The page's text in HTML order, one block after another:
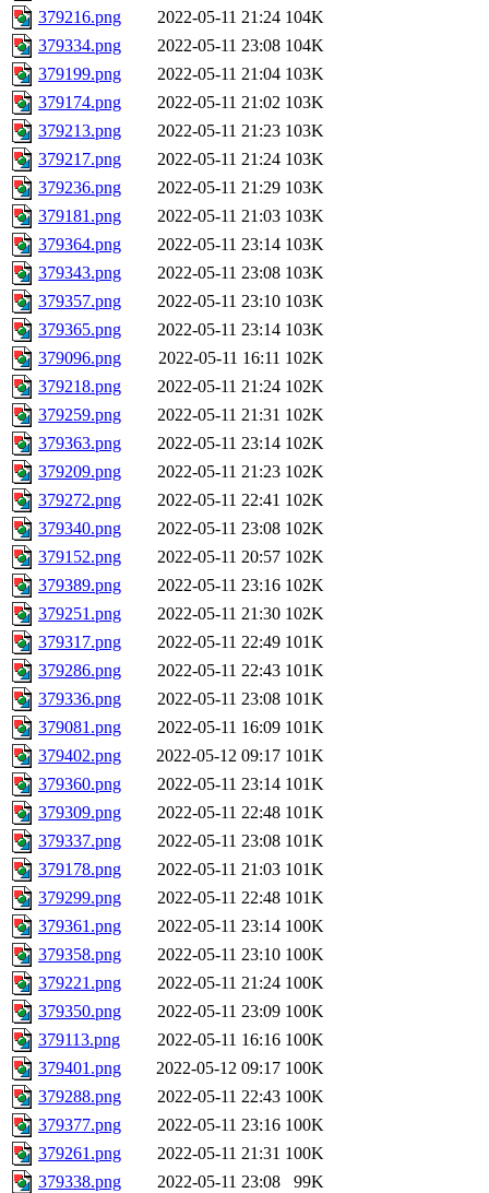
379216.png
2022-05-11 21:24 104K
379334.png
2022-05-11 23:08 104K
379199.png
2022-05-11 21:04 103K
379174.png
2022-05-11 21:02 103K
379213.png
2022-05-11 21:23 103K
379217.png
2022-05-11 21:24 103K
379236.png
2022-05-11 21:29 103K
379181.png
2022-05-11 21:03 103K
379364.png
2022-05-11 23:14 103K
379343.png
2022-05-11 23:08 103K
379357.png
2022-05-11 23:10 103K
379365.png
2022-05-11 23:14 103K
379096.png
2022-05-11 16:11 102K
379218.png
2022-05-11 21:24 102K
379259.png
2022-05-11 21:31 102K
379363.png
2022-05-11 23:14 102K
379209.png
2022-05-11 21:23 102K
379272.png
2022-05-11 22:41 102K
379340.png
2022-05-11 23:08 102K
379152.png
2022-05-11 20:57 102K
379389.png
2022-05-11 23:16 102K
379251.png
2022-05-11 21:30 102K
379317.png
2022-05-11 22:49 101K
379286.png
2022-05-11 22:43 101K
379336.png
2022-05-11 23:08 101K
379081.png
2022-05-11 16:09 101K
379402.png
2022-05-12 09:17 101K
379360.png
2022-05-11 23:14 101K
379309.png
2022-05-11 22:48 101K
379337.png
2022-05-11 23:08 101K
379178.png
2022-05-11 21:03 101K
379299.png
2022-05-11 22:48 101K
379361.png
2022-05-11 23:14 100K
379358.png
2022-05-11 23:10 100K
379221.png
2022-05-11 21:24 100K
379350.png
2022-05-11 23:09 100K
379113.png
2022-05-11 16:16 100K
379401.png
2022-05-12 09:17 100K
379288.png
2022-05-11 22:43 100K
379377.png
2022-05-11 23:16 100K
379261.png
2022-05-11 21:31 100K
379338.png
2022-05-11 23:08
99K